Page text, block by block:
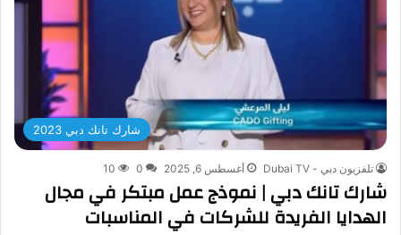
شارك تانك دبي 2023
تلفزيون دبي - Dubai TV أغسطس 6, 2025 0
10
شارك تانك دبي | نموذج عمل مبتكر في مجال
الهدايا الفريدة للشركات في المناسبات